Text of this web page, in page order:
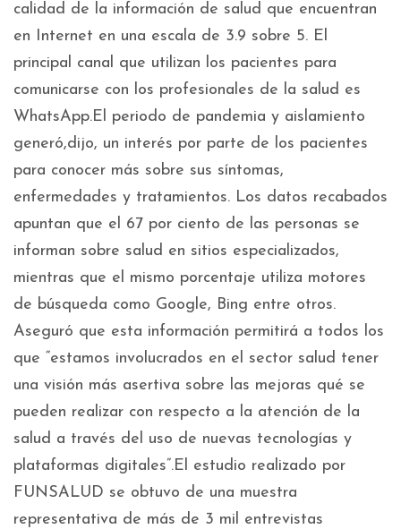
calidad de la información de salud que encuentran
en Internet en una escala de 3.9 sobre 5. El
principal canal que utilizan los pacientes para
comunicarse con los profesionales de la salud es
WhatsApp.El periodo de pandemia y aislamiento
generó,dijo, un interés por parte de los pacientes
para conocer más sobre sus síntomas,
enfermedades y tratamientos. Los datos recabados
apuntan que el 67 por ciento de las personas se
informan sobre salud en sitios especializados,
mientras que el mismo porcentaje utiliza motores
de búsqueda como Google, Bing entre otros.
Aseguró que esta información permitirá a todos los
que “estamos involucrados en el sector salud tener
una visión más asertiva sobre las mejoras qué se
pueden realizar con respecto a la atención de la
salud a través del uso de nuevas tecnologías y
plataformas digitales”.El estudio realizado por
FUNSALUD se obtuvo de una muestra
representativa de más de 3 mil entrevistas